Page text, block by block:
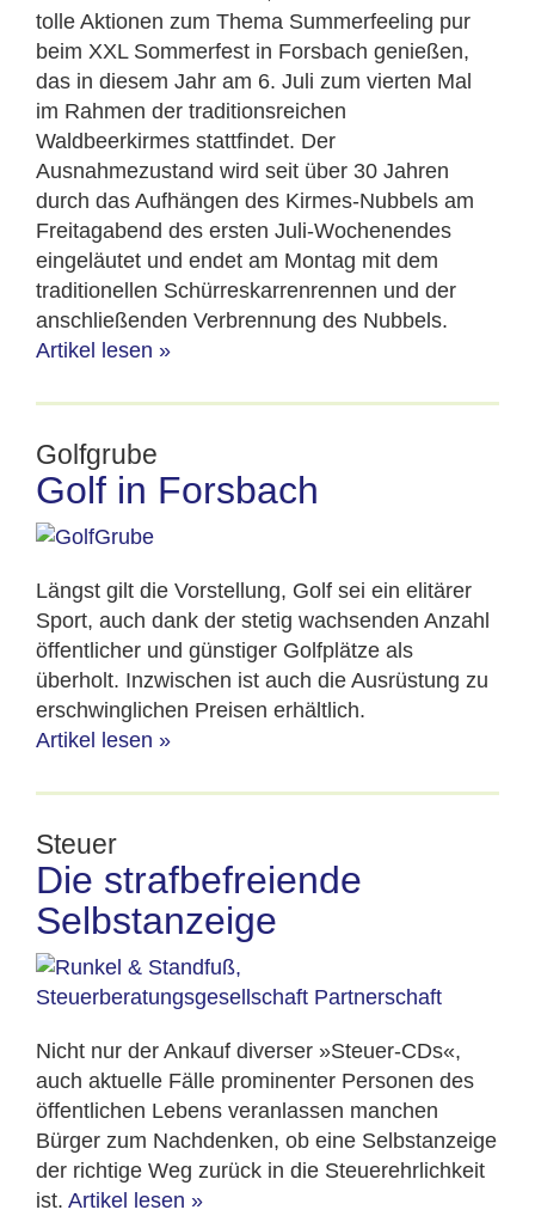
tolle Aktionen zum Thema Summerfeeling pur
beim XXL Sommerfest in Forsbach genießen,
das in diesem Jahr am 6. Juli zum vierten Mal
im Rahmen der traditionsreichen
Waldbeerkirmes stattfindet. Der
Ausnahmezustand wird seit über 30 Jahren
durch das Aufhängen des Kirmes-Nubbels am
Freitagabend des ersten Juli-Wochenendes
eingeläutet und endet am Montag mit dem
traditionellen Schürreskarrenrennen und der
anschließenden Verbrennung des Nubbels.
Artikel lesen »
Golfgrube
Golf in Forsbach
Längst gilt die Vorstellung, Golf sei ein elitärer
Sport, auch dank der stetig wachsenden Anzahl
öffentlicher und günstiger Golfplätze als
überholt. Inzwischen ist auch die Ausrüstung zu
erschwinglichen Preisen erhältlich.
Artikel lesen »
Steuer
Die strafbefreiende
Selbstanzeige
Nicht nur der Ankauf diverser »Steuer-CDs«,
auch aktuelle Fälle prominenter Personen des
öffentlichen Lebens veranlassen manchen
Bürger zum Nachdenken, ob eine Selbstanzeige
der richtige Weg zurück in die Steuerehrlichkeit
ist. Artikel lesen »